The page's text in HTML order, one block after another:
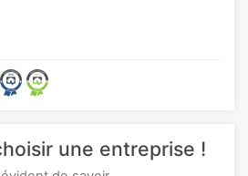
une entreprise !